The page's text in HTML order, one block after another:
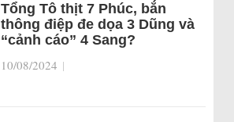
Tổng Tô thịt 7 Phúc, bắn
thông điệp đe dọa 3 Dũng và
“cảnh cáo” 4 Sang?
10/08/2024 |